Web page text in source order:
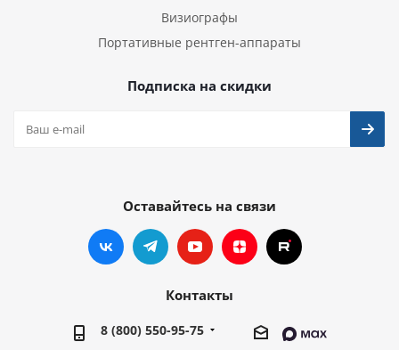
Визиографы
Портативные рентген-аппараты
Подписка на скидки
Оставайтесь на связи
Контакты
8 (800) 550-95-75